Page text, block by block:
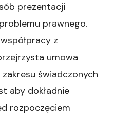
prezentacji
prawnego.
z
umowa
świadczonych
aby dokładnie
rozpoczęciem